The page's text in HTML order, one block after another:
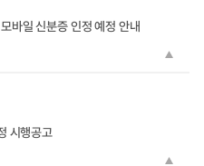
바일 신분증 인정 예정 안내
시행공고